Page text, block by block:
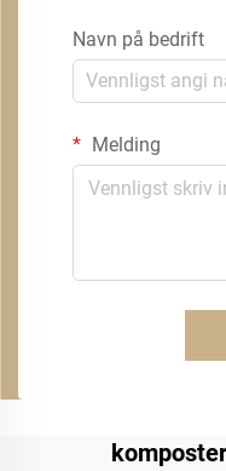
Navn på bedrift
Melding